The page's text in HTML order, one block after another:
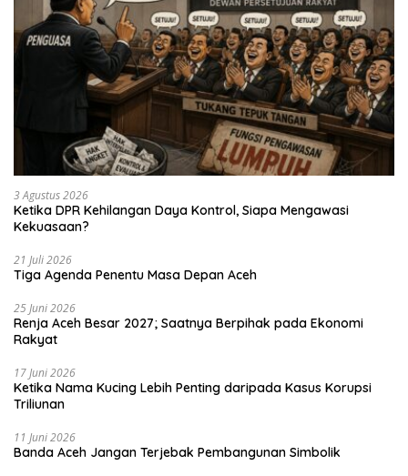
3 Agustus 2026
Ketika DPR Kehilangan Daya Kontrol, Siapa Mengawasi
Kekuasaan?
21 Juli 2026
Tiga Agenda Penentu Masa Depan Aceh
25 Juni 2026
Renja Aceh Besar 2027; Saatnya Berpihak pada Ekonomi
Rakyat
17 Juni 2026
Ketika Nama Kucing Lebih Penting daripada Kasus Korupsi
Triliunan
11 Juni 2026
Banda Aceh Jangan Terjebak Pembangunan Simbolik